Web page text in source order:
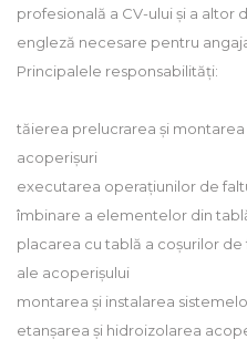
profesională a CV-ului și a
engleză necesare pentru
Principalele responsabilități:
tăierea prelucrarea și
acoperișuri
executarea operațiunilor de
îmbinare a elementelor din
placarea cu tablă a coșurilor
ale acoperișului
montarea și instalarea
etanșarea și hidroizolarea